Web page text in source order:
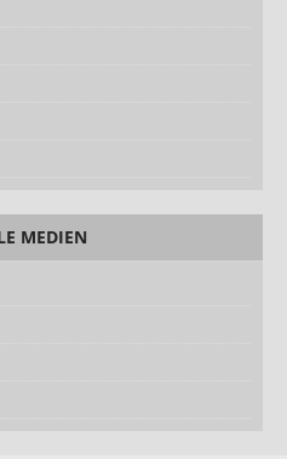
MEDIEN